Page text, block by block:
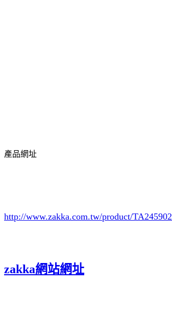
產品網址
http://www.zakka.com.tw/product/TA245902
zakka網站網址